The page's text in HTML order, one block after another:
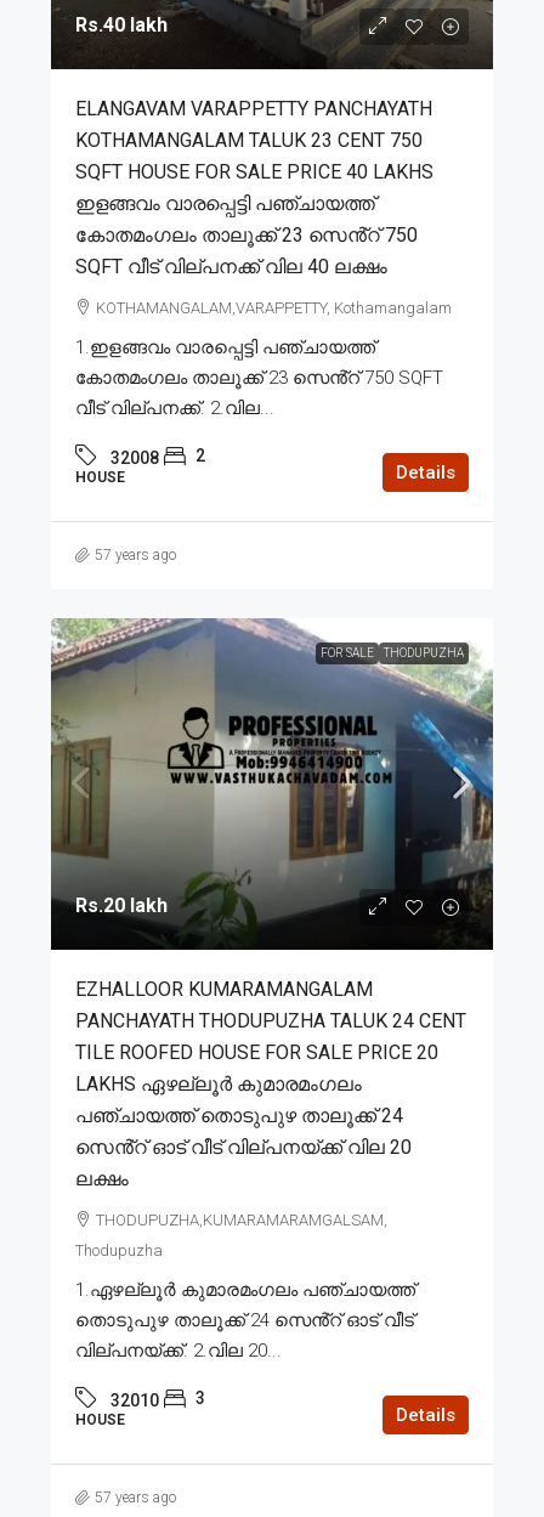
Rs.40 lakh
ELANGAVAM VARAPPETTY PANCHAYATH
KOTHAMANGALAM TALUK 23 CENT 750
SQFT HOUSE FOR SALE PRICE 40 LAKHS
ഇളങ്ങവം വാരപ്പെട്ടി പഞ്ചായത്ത്
കോതമംഗലം താലൂക്ക് 23 സെൻ്റ് 750
SQFT വീട് വില്പനക്ക് വില 40 ലക്ഷം
KOTHAMANGALAM,VARAPPETTY, Kothamangalam
1.ഇളങ്ങവം വാരപ്പെട്ടി പഞ്ചായത്ത്
കോതമംഗലം താലൂക്ക് 23 സെൻ്റ് 750 SQFT
വീട് വില്പനക്ക്. 2.വില...
32008 2
HOUSE Details
57 years ago
FOR SALE THODUPUZHA
Rs.20 lakh
EZHALLOOR KUMARAMANGALAM
PANCHAYATH THODUPUZHA TALUK 24 CENT
TILE ROOFED HOUSE FOR SALE PRICE 20
LAKHS ഏഴല്ലൂർ കുമാരമംഗലം
പഞ്ചായത്ത് തൊടുപുഴ താലൂക്ക് 24
സെൻ്റ് ഓട് വീട് വില്പനയ്ക്ക് വില 20
ലക്ഷം
THODUPUZHA,KUMARAMARAMGALSAM,
Thodupuzha
1.ഏഴല്ലൂർ കുമാരമംഗലം പഞ്ചായത്ത്
തൊടുപുഴ താലൂക്ക് 24 സെൻ്റ് ഓട് വീട്
വില്പനയ്ക്ക്. 2.വില 20...
32010 3
HOUSE Details
57 years ago